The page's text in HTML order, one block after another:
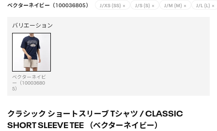
ベクターネイビー（100036805） J/XS (SS) × J/S (S) × J/M (M) × J/L (L) ×
バリエーション
ベクターネイビ
ー（10003680
5）
クラシック ショートスリーブ Tシャツ / CLASSIC
SHORT SLEEVE TEE （ベクターネイビー）